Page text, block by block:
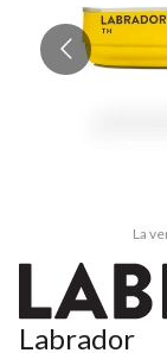
La
Labrador